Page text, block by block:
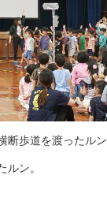
断歩道を渡ったルン
ルン。